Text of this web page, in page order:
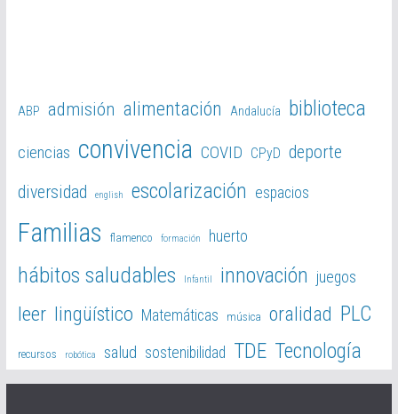
ABP admisión alimentación Andalucía biblioteca
ciencias convivencia COVID CPyD deporte
diversidad english escolarización espacios
Familias flamenco formación huerto
hábitos saludables Infantil innovación juegos
leer lingüístico Matemáticas música oralidad PLC
recursos robótica salud sostenibilidad TDE Tecnología